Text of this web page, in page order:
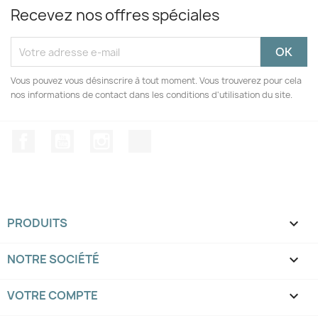
Recevez nos offres spéciales
Vous pouvez vous désinscrire à tout moment. Vous trouverez pour cela
nos informations de contact dans les conditions d'utilisation du site.
PRODUITS 
NOTRE SOCIÉTÉ 
VOTRE COMPTE 